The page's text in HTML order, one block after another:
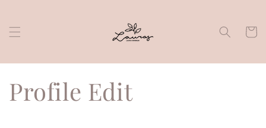
Cart
Profile Edit